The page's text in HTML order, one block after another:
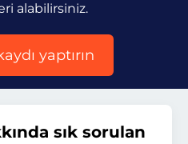
alabilirsiniz.
yaptırın
sık sorulan